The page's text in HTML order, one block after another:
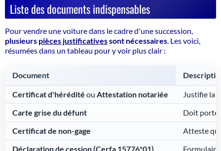
Liste des documents indispensables
Pour vendre une voiture dans le cadre d'une succession,
plusieurs pièces justificativessont nécessaires. Les voici,
résumées dans un tableau pour y voir plus clair :
Document
Certificat d'hérédité ou Attestation notariée
Justifie la
Carte grise du défunt
Doit porter
Certificat de non-gage
Atteste
Déclaration de cession (Cerfa 15776*01)